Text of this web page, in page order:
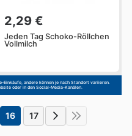
2,29 €
Jeden Tag Schoko-Röllchen
Vollmilch
Einkäufe, andere können je nach Standort variieren.
oder in den Social-Media-Kanälen.
16 17